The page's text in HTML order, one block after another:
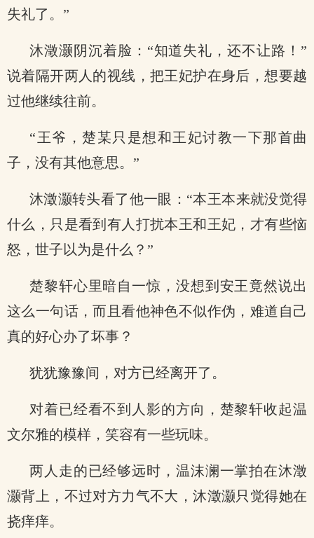
失礼了。”
沐澂灏阴沉着脸：“知道失礼，还不让路！”
说着隔开两人的视线，把王妃护在身后，想要越
过他继续往前。
“王爷，楚某只是想和王妃讨教一下那首曲
子，没有其他意思。”
沐澂灏转头看了他一眼：“本王本来就没觉得
什么，只是看到有人打扰本王和王妃，才有些恼
怒，世子以为是什么？”
楚黎轩心里暗自一惊，没想到安王竟然说出
这么一句话，而且看他神色不似作伪，难道自己
真的好心办了坏事？
犹犹豫豫间，对方已经离开了。
对着已经看不到人影的方向，楚黎轩收起温
文尔雅的模样，笑容有一些玩味。
两人走的已经够远时，温沫澜一掌拍在沐澂
灏背上，不过对方力气不大，沐澂灏只觉得她在
挠痒痒。